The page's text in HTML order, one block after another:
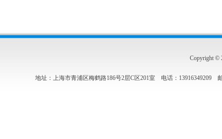
Copyright ©
地址：上海市青浦区梅鹤路186号2层C区201室 电话：13916349209